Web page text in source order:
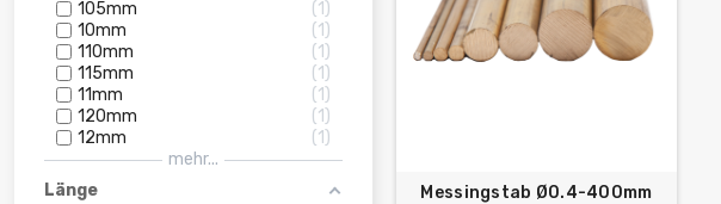
105mm
1
10mm
1
110mm
1
115mm
1
11mm
1
120mm
1
12mm
1
mehr...
Länge
Messingstab Ø0.4-400mm